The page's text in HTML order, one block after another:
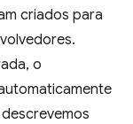
criados para
o